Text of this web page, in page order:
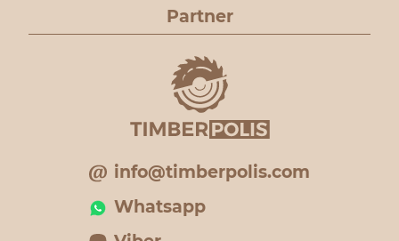
Partner
info@timberpolis.com
Whatsapp